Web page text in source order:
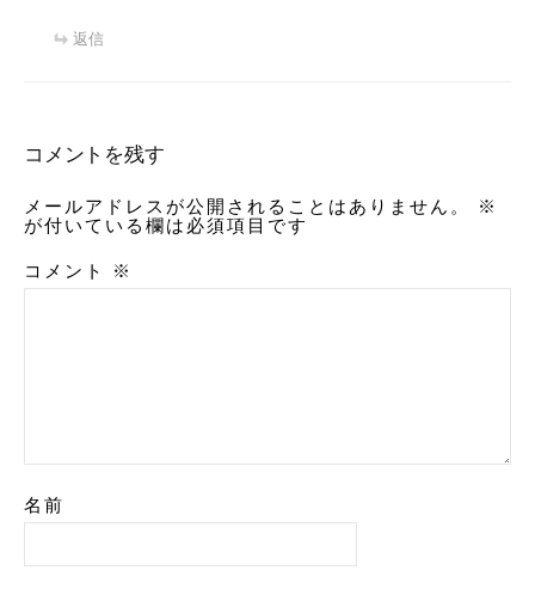
返信
コメントを残す
メールアドレスが公開されることはありません。
※
が付いている欄は必須項目です
コメント ※
名前